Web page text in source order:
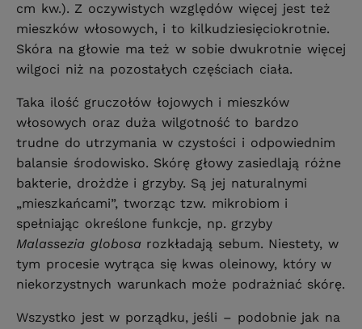
cm kw.). Z oczywistych względów więcej jest też
mieszków włosowych, i to kilkudziesięciokrotnie.
Skóra na głowie ma też w sobie dwukrotnie więcej
wilgoci niż na pozostałych częściach ciała.
Taka ilość gruczołów łojowych i mieszków
włosowych oraz duża wilgotność to bardzo
trudne do utrzymania w czystości i odpowiednim
balansie środowisko. Skórę głowy zasiedlają różne
bakterie, drożdże i grzyby. Są jej naturalnymi
„mieszkańcami”, tworząc tzw. mikrobiom i
spełniając określone funkcje, np. grzyby
Malassezia globosarozkładają sebum. Niestety, w
tym procesie wytrąca się kwas oleinowy, który w
niekorzystnych warunkach może podrażniać skórę.
Wszystko jest w porządku, jeśli – podobnie jak na